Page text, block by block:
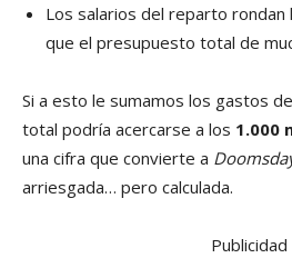
Los salarios del reparto rondan
que el presupuesto total de
Si a esto le sumamos los gastos
total podría acercarse a los 1.000
una cifra que convierte a
arriesgada… pero calculada.
Publicidad